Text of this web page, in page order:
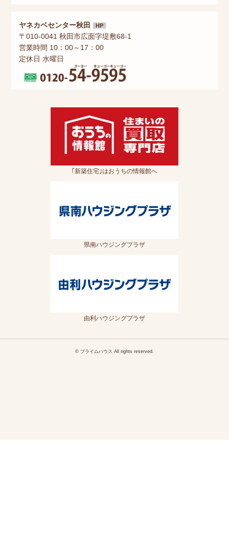
ヤネカベセンター秋田 HP
〒010-0041 秋田市広面字堤敷68-1
営業時間 10：00～17：00
定休日 水曜日
｢新築住宅｣はおうちの情報館へ
県南ハウジングプラザ
由利ハウジングプラザ
© プライムハウス All rights reserved.